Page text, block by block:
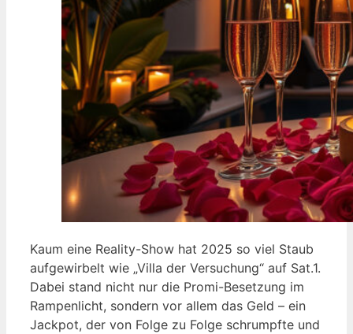
Kaum eine Reality-Show hat 2025 so viel Staub
aufgewirbelt wie „Villa der Versuchung“ auf Sat.1.
Dabei stand nicht nur die Promi-Besetzung im
Rampenlicht, sondern vor allem das Geld – ein
Jackpot, der von Folge zu Folge schrumpfte und